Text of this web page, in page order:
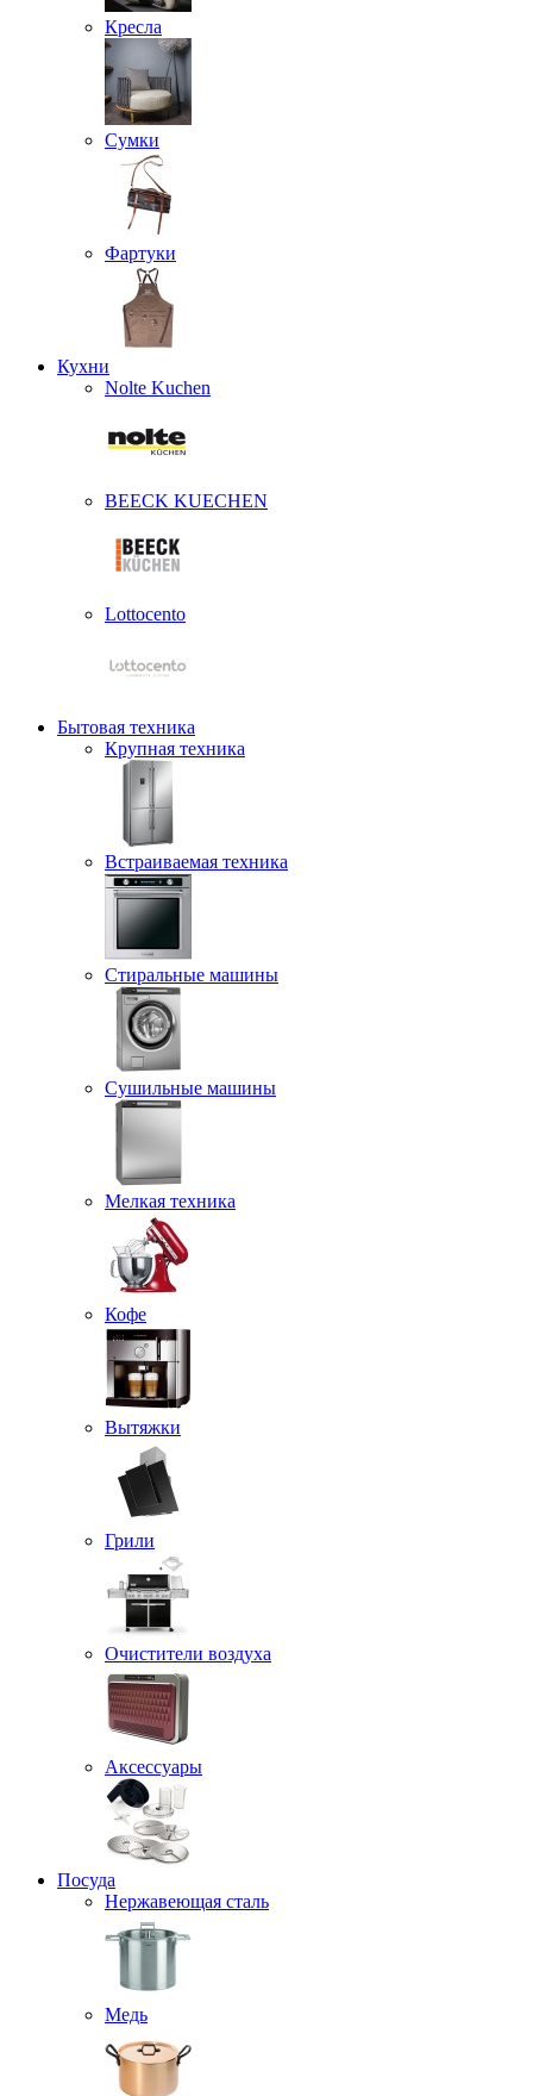
Кресла
Сумки
Фартуки
Кухни
Nolte Kuchen
BEECK KUECHEN
Lottocento
Бытовая техника
Крупная техника
Встраиваемая техника
Стиральные машины
Сушильные машины
Мелкая техника
Кофе
Вытяжки
Грили
Очистители воздуха
Аксессуары
Посуда
Нержавеющая сталь
Медь